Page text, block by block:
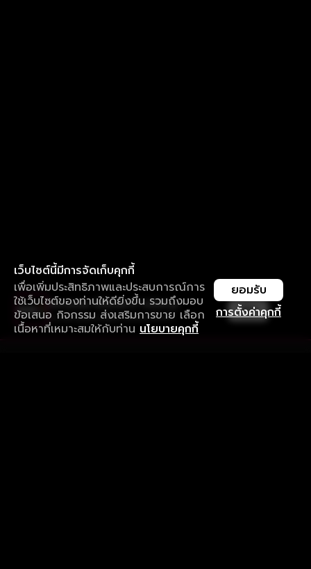
เว็บไซต์นี้มีการจัดเก็บคุกกี้
เพื่อเพิ่มประสิทธิภาพและประสบการณ์การ
ใช้เว็บไซต์ของท่านให้ดียิ่งขึ้น รวมถึงมอบ
ข้อเสนอ กิจกรรม ส่งเสริมการขาย เลือก
เนื้อหาที่เหมาะสมให้กับท่าน นโยบายคุกกี้
การตั้งค่าคุกกี้
ยอมรับ
ใช้งานแอป ลื่นไหลกว่า ไม่มีสะดุด
ดาวน์โหลดแอปเพื่อการรับชมที่ดีกว่า เปิด